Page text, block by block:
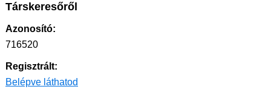
Társkeresőről
Azonosító:
716520
Regisztrált:
Belépve láthatod